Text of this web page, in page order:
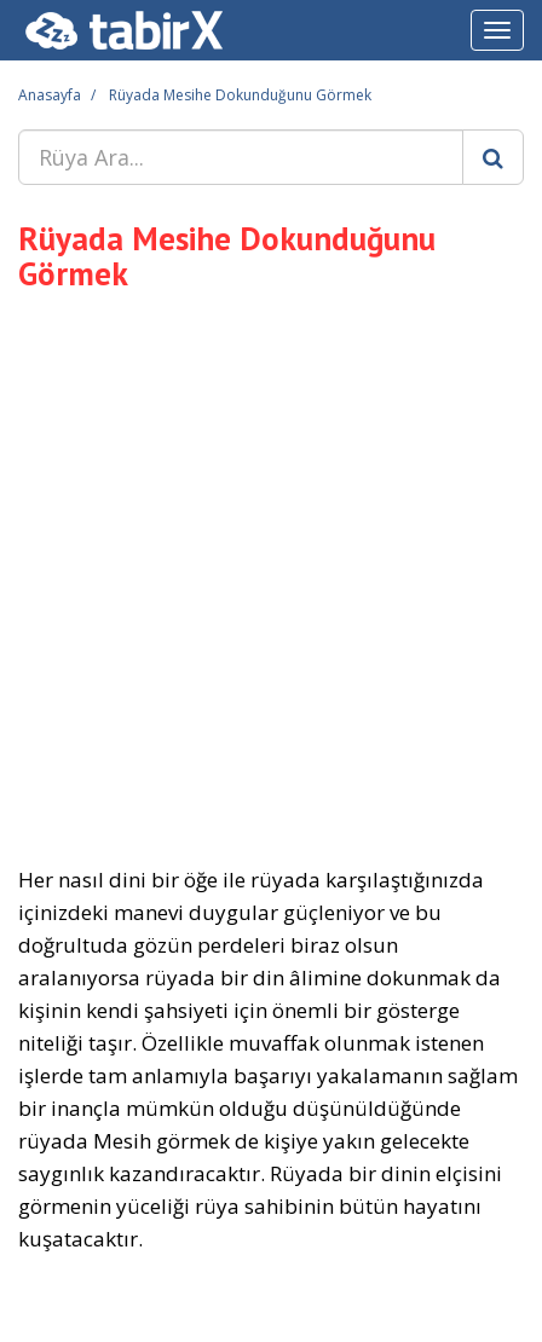
Anasayfa Rüyada Mesihe Dokunduğunu Görmek
Rüyada Mesihe Dokunduğunu
Görmek
Her nasıl dini bir öğe ile rüyada karşılaştığınızda
içinizdeki manevi duygular güçleniyor ve bu
doğrultuda gözün perdeleri biraz olsun
aralanıyorsa rüyada bir din âlimine dokunmak da
kişinin kendi şahsiyeti için önemli bir gösterge
niteliği taşır. Özellikle muvaffak olunmak istenen
işlerde tam anlamıyla başarıyı yakalamanın sağlam
bir inançla mümkün olduğu düşünüldüğünde
rüyada Mesih görmek de kişiye yakın gelecekte
saygınlık kazandıracaktır. Rüyada bir dinin elçisini
görmenin yüceliği rüya sahibinin bütün hayatını
kuşatacaktır.